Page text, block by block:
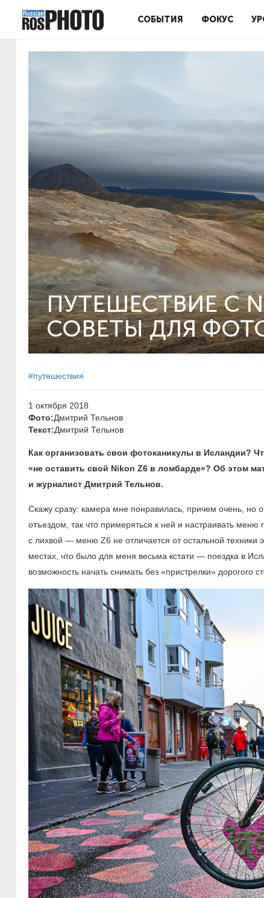
СОБЫТИЯ ФОКУС
ПУТЕШЕСТВИЕ С
СОВЕТЫ ДЛЯ
#путешествия
1 октября 2018
Фото:Дмитрий Тельнов
Текст:Дмитрий Тельнов
Как организовать свои фотоканикулы в Исландии?
«не оставить свой Nikon Z6 в ломбарде»? Об этом
и журналист Дмитрий Тельнов.
Скажу сразу: камера мне понравилась, причем очень, но
отъездом, так что примеряться к ней и настраивать
с лихвой — меню Z6 не отличается от остальной техники
местах, что было для меня весьма кстати — поездка в
возможность начать снимать без «пристрелки» дорогого